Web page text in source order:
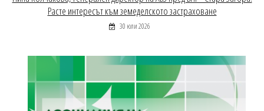
Расте интересът към земеделското застраховане
30 юли 2026